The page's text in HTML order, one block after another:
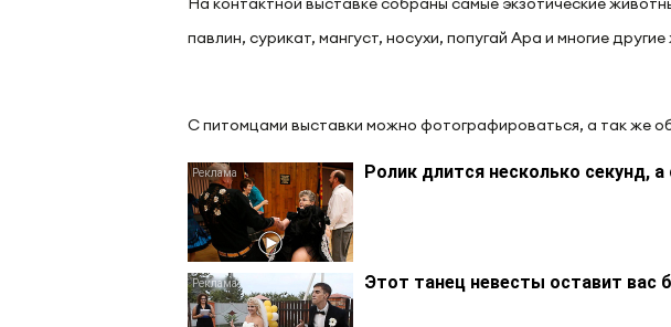
павлин, сурикат, мангуст, носухи, попугай Ара и многие
С питомцами выставки можно фотографироваться, а так же
Ролик длится несколько секунд,
Этот танец невесты оставит вас